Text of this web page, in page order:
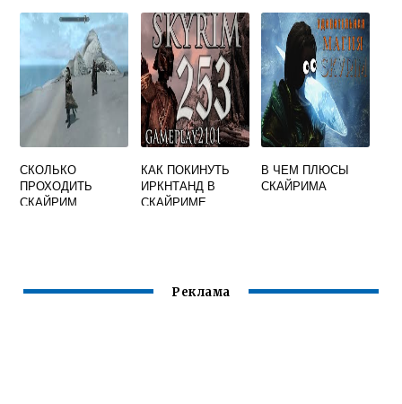
СКОЛЬКО
ПРОХОДИТЬ
СКАЙРИМ
КАК ПОКИНУТЬ
ИРКНТАНД В
СКАЙРИМЕ
В ЧЕМ ПЛЮСЫ
СКАЙРИМА
Реклама